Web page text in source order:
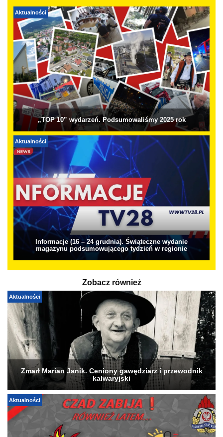
Aktualności
„TOP 10” wydarzeń. Podsumowaliśmy 2025 rok
Aktualności
Informacje (16 – 24 grudnia). Świąteczne wydanie
magazynu podsumowującego tydzień w regionie
Zobacz również
Aktualności
Zmarł Marian Janik. Ceniony gawędziarz i przewodnik
kalwaryjski
Aktualności